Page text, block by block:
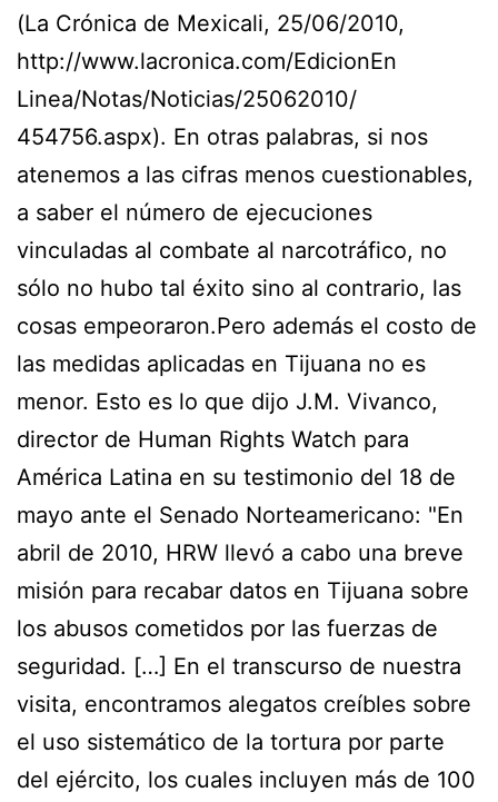
(La Crónica de Mexicali, 25/06/2010,
http://www.lacronica.com/EdicionEn
Linea/Notas/Noticias/25062010/
454756.aspx). En otras palabras, si nos
atenemos a las cifras menos cuestionables,
a saber el número de ejecuciones
vinculadas al combate al narcotráfico, no
sólo no hubo tal éxito sino al contrario, las
cosas empeoraron.Pero además el costo de
las medidas aplicadas en Tijuana no es
menor. Esto es lo que dijo J.M. Vivanco,
director de Human Rights Watch para
América Latina en su testimonio del 18 de
mayo ante el Senado Norteamericano: "En
abril de 2010, HRW llevó a cabo una breve
misión para recabar datos en Tijuana sobre
los abusos cometidos por las fuerzas de
seguridad. […] En el transcurso de nuestra
visita, encontramos alegatos creíbles sobre
el uso sistemático de la tortura por parte
del ejército, los cuales incluyen más de 100